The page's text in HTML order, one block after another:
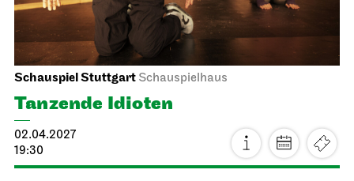
La traviata
15.03.2027
19:00